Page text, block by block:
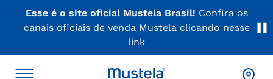
Aproveite as ofertas do momento na
oficial